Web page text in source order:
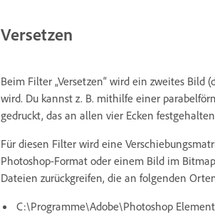
Versetzen
Beim Filter „Versetzen“ wird ein zweites Bild
wird. Du kannst z. B. mithilfe einer
gedruckt, das an allen vier Ecken
Für diesen Filter wird eine
Photoshop-Format oder einem Bild im
Dateien zurückgreifen, die an folgenden
C:\Programme\Adobe\Photoshop